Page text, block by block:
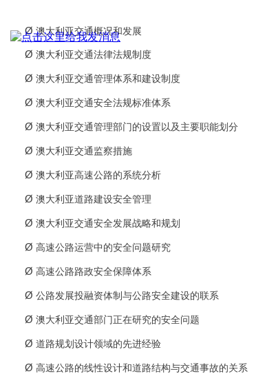
Ø澳大利亚交通概况和发展
Ø 澳大利亚交通法律法规制度
Ø 澳大利亚交通管理体系和建设制度
Ø 澳大利亚交通安全法规标准体系
Ø 澳大利亚交通管理部门的设置以及主要职能划分
Ø 澳大利亚交通监察措施
Ø 澳大利亚高速公路的系统分析
Ø 澳大利亚道路建设安全管理
Ø 澳大利亚交通安全发展战略和规划
Ø 高速公路运营中的安全问题研究
Ø 高速公路路政安全保障体系
Ø 公路发展投融资体制与公路安全建设的联系
Ø 澳大利亚交通部门正在研究的安全问题
Ø 道路规划设计领域的先进经验
Ø 高速公路的线性设计和道路结构与交通事故的关系